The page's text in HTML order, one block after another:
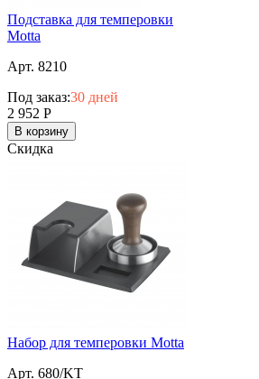
Подставка для темперовки
Motta
Арт. 8210
Под заказ:30 дней
2 952 Р
В корзину
Скидка
Набор для темперовки Motta
Арт. 680/KT